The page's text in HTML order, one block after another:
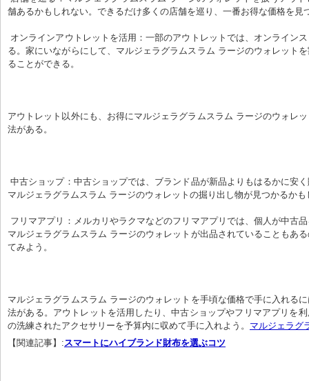
舗あるかもしれない。できるだけ多くの店舗を巡り、一番お得な価格を見
る。家にいながらにして、マルジェラグラムスラム ラージのウォレット
ることができる。
アウトレット以外にも、お得にマルジェラグラムスラム ラージのウォレ
法がある。
中古ショップ：中古ショップでは、ブランド品が新品よりもはるかに安く販売されている。
マルジェラグラムスラム ラージのウォレットの掘り出し物が見つかるかも
マルジェラグラムスラム ラージのウォレットが出品されていることもあ
てみよう。
マルジェラグラムスラム ラージのウォレットを手頃な価格で手に入れる
法がある。アウトレットを活用したり、中古ショップやフリマアプリを
の洗練されたアクセサリーを予算内に収めて手に入れよう。 マルジェラグ
【関連記事】:スマートにハイブランド財布を選ぶコツ